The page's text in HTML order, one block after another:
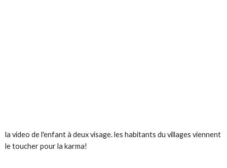
la video de l'enfant à deux visage. les habitants du villages viennent
le toucher pour la karma!